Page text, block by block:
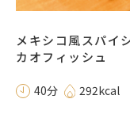
メキシコ風スパイ
カオフィッシュ
40分 292kcal